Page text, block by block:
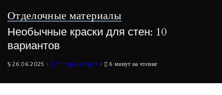
Отделочные материалы
Необычные краски для стен: 10
вариантов
26.06.2025 351 просмотров 6 минут на чтение